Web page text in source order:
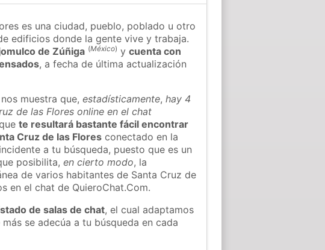
es una ciudad, pueblo, poblado u otro
edificios donde la gente vive y trabaja.
de Zúñiga (México) ycuenta con
, a fecha de última actualización
muestra que,estadísticamente,hay 4
de las Flores online en el chat
te resultará bastante fácil encontrar
Cruz de las Flores conectado en la
a tu búsqueda, puesto que es un
posibilita,en cierto modo, la
de varios habitantes de Santa Cruz de
en el chat de QuieroChat.Com.
de salas de chat, el cual adaptamos
se adecúa a tu búsqueda en cada